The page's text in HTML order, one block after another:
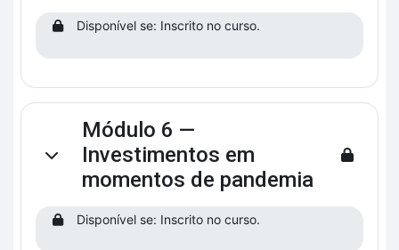
Disponível se: Inscrito no curso.
Contrair
Módulo 6 —
Investimentos em
momentos de pandemia
Disponível se: Inscrito no curso.